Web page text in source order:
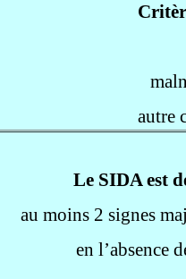
autre
Le SIDA est
au moins 2 signes
en l’absence